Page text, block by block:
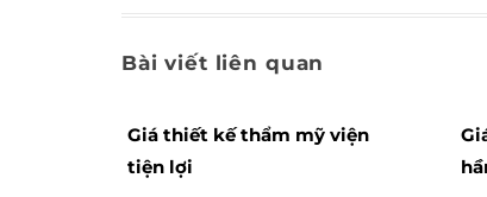
Bài viết liên quan
Giá thiết kế thẩm mỹ viện
tiện lợi